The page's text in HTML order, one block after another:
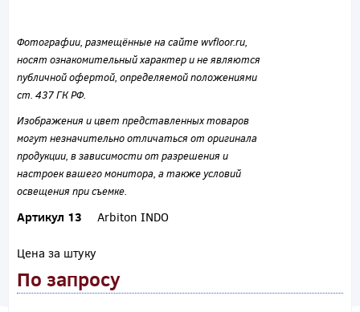
Фотографии, размещённые на сайте wvfloor.ru,
носят ознакомительный характер и не являются
публичной офертой, определяемой положениями
ст. 437 ГК РФ.
Изображения и цвет представленных товаров
могут незначительно отличаться от оригинала
продукции, в зависимости от разрешения и
настроек вашего монитора, а также условий
освещения при съемке.
Артикул 13 Arbiton INDO
Цена за штуку
По запросу